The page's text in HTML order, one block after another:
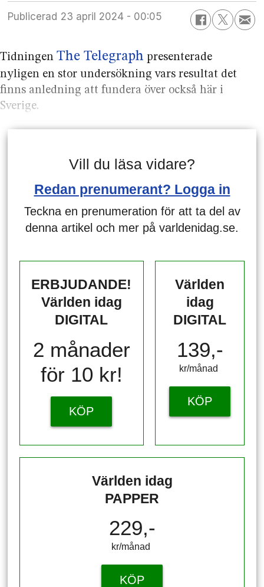
Publicerad 23 april 2024 - 00:05
Tidningen The Telegraph presenterade
nyligen en stor undersök­ning vars resultat det
finns anledning att fundera över också här i
Sverige.
Vill du läsa vidare?
Redan prenumerant? Logga in
Teckna en prenumeration för att ta del av
denna artikel och mer på varldenidag.se.
ERBJUDANDE!
Världen idag
DIGITAL
2 månader
för 10 kr!
KÖP
Världen
idag
DIGITAL
139,-
kr/månad ​​​​​​
KÖP
Världen idag
PAPPER
229,-
kr/månad ​​​​​​
KÖP